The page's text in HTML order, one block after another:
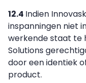
12.4 Indien
inspanningen niet
werkende staat te
Solutions
door een identiek
product.